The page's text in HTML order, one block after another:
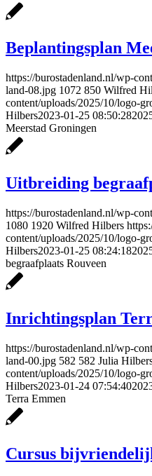
Beplantingsplan
https://burostadenland.nl/wp-
land-08.jpg 1072 850 Wilfred
content/uploads/2025/10/logo-
Hilbers2023-01-25 08:50:28
Meerstad Groningen
Uitbreiding
https://burostadenland.nl/wp-
1080 1920 Wilfred Hilbers
content/uploads/2025/10/logo-
Hilbers2023-01-25 08:24:18
begraafplaats Rouveen
Inrichtingsplan
https://burostadenland.nl/wp-
land-00.jpg 582 582 Julia
content/uploads/2025/10/logo-
Hilbers2023-01-24 07:54:40
Terra Emmen
Cursus